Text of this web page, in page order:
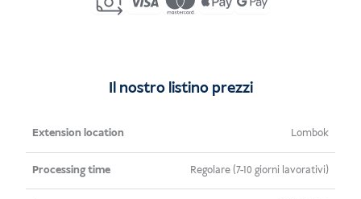
Entry
quantità
Il nostro listino prezzi
Posizione
dell'estensione
elaborazione
Lombok
Regolare (7-10 giorni lavorativi)